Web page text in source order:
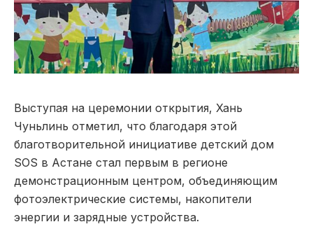
Выступая на церемонии открытия, Хань
Чуньлинь отметил, что благодаря этой
благотворительной инициативе детский дом
SOS в Астане стал первым в регионе
демонстрационным центром, объединяющим
фотоэлектрические системы, накопители
энергии и зарядные устройства.